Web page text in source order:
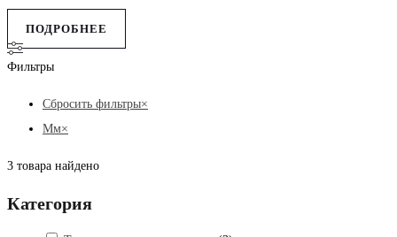
ПОДРОБНЕЕ
Фильтры
Сбросить фильтры×
Мм×
3 товара найдено
Категория